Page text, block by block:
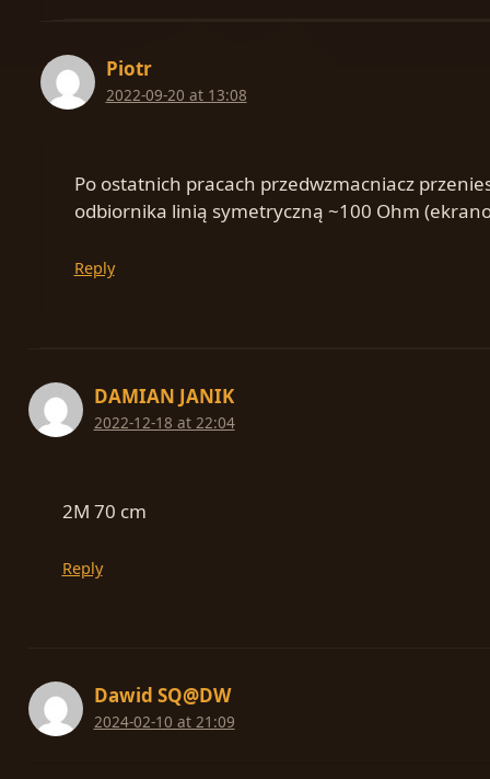
Piotr
2022-09-20 at 13:08
Po ostatnich pracach przedwzmacniacz
odbiornika linią symetryczną ~100 Ohm
Reply
DAMIAN JANIK
2022-12-18 at 22:04
2M 70 cm
Reply
Dawid SQ@DW
2024-02-10 at 21:09